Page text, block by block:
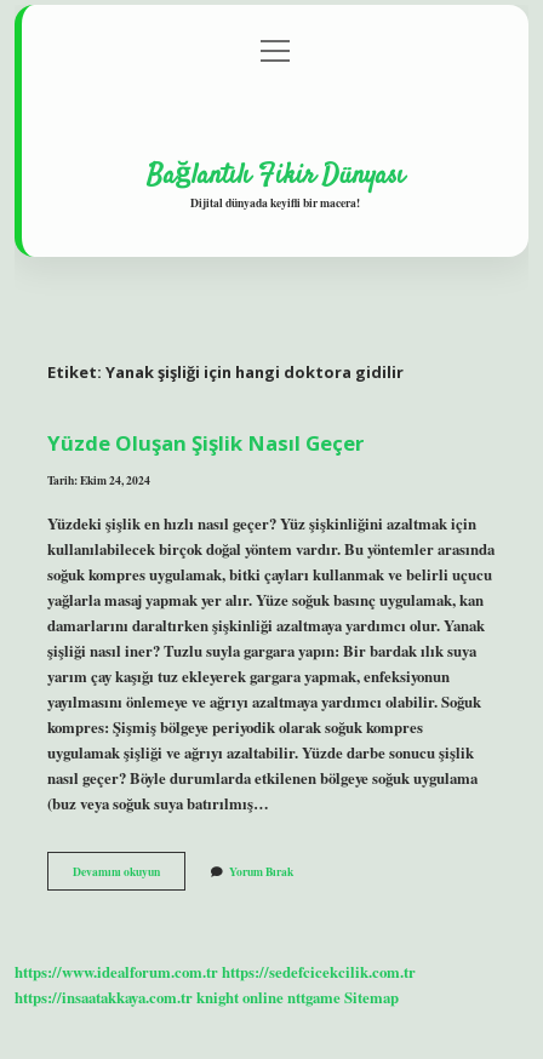
Gizlilik Politikası
menüyü
aç
Bağlantılı Fikir Dünyası
Dijital dünyada keyifli bir macera!
Etiket: Yanak şişliği için hangi doktora gidilir
Yüzde Oluşan Şişlik Nasıl Geçer
Tarih: Ekim 24, 2024
Yüzdeki şişlik en hızlı nasıl geçer? Yüz şişkinliğini azaltmak için
kullanılabilecek birçok doğal yöntem vardır. Bu yöntemler arasında
soğuk kompres uygulamak, bitki çayları kullanmak ve belirli uçucu
yağlarla masaj yapmak yer alır. Yüze soğuk basınç uygulamak, kan
damarlarını daraltırken şişkinliği azaltmaya yardımcı olur. Yanak
şişliği nasıl iner? Tuzlu suyla gargara yapın: Bir bardak ılık suya
yarım çay kaşığı tuz ekleyerek gargara yapmak, enfeksiyonun
yayılmasını önlemeye ve ağrıyı azaltmaya yardımcı olabilir. Soğuk
kompres: Şişmiş bölgeye periyodik olarak soğuk kompres
uygulamak şişliği ve ağrıyı azaltabilir. Yüzde darbe sonucu şişlik
nasıl geçer? Böyle durumlarda etkilenen bölgeye soğuk uygulama
(buz veya soğuk suya batırılmış…
Devamını okuyunYüzde
Oluşan
Yorum Bırak
https://www.idealforum.com.trhttps://sedefcicekcilik.com.tr
https://insaatakkaya.com.trknight onlinenttgameSitemap